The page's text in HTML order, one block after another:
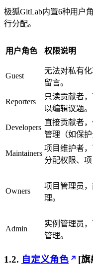
极狐GitLab内置6种用户
行分配。
用户角色 权限说明
Guest
无法对私有
留言。
Reporters
只读贡献者
以编辑议题。
Developers
直接贡献者
管理（如保护
Maintainers
项目维护者
分配权限、
Owners
项目管理员
理。
Admin
实例管理员
管理。
1.2. 自定义角色 [旗